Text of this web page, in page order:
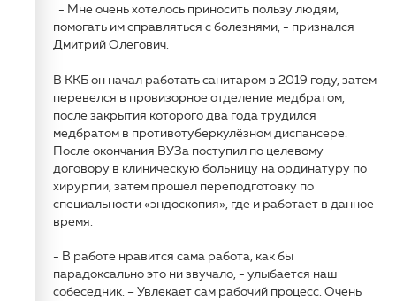
- Мне очень хотелось приносить пользу людям,
помогать им справляться с болезнями, - признался
Дмитрий Олегович.
В ККБ он начал работать санитаром в 2019 году, затем
перевелся в провизорное отделение медбратом,
после закрытия которого два года трудился
медбратом в противотуберкулёзном диспансере.
После окончания ВУЗа поступил по целевому
договору в клиническую больницу на ординатуру по
хирургии, затем прошел переподготовку по
специальности «эндоскопия», где и работает в данное
время.
- В работе нравится сама работа, как бы
парадоксально это ни звучало, - улыбается наш
собеседник. – Увлекает сам рабочий процесс. Очень